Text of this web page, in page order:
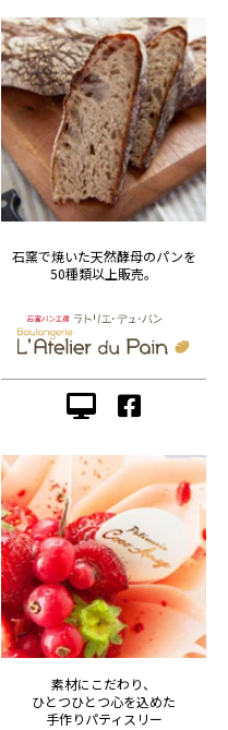
石窯で焼いた天然酵母のパンを
50種類以上販売。
素材にこだわり、
ひとつひとつ心を込めた
手作りパティスリー